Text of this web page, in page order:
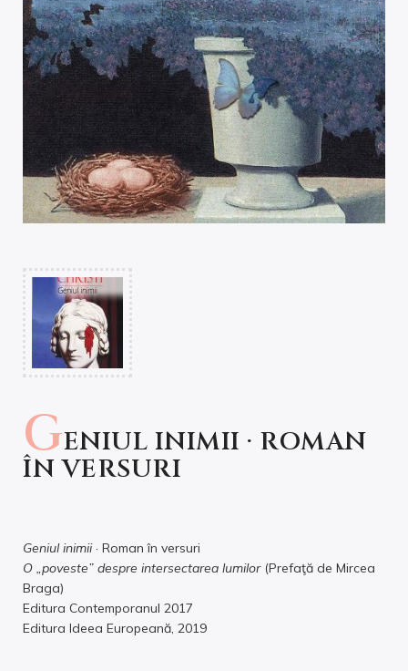
GENIUL INIMII · ROMAN
ÎN VERSURI
Geniul inimii· Roman în versuri
O „poveste” despre intersectarea lumilor(Prefaţă de Mircea
Braga)
Editura Contemporanul 2017
Editura Ideea Europeană, 2019